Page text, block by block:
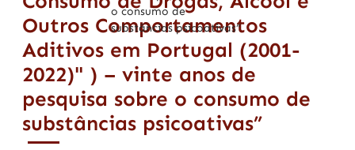
o consumo de
substâncias psicoativas”
Outros Comportamentos
Aditivos em Portugal (2001-
2022)" ) – vinte anos de
pesquisa sobre o consumo de
substâncias psicoativas”